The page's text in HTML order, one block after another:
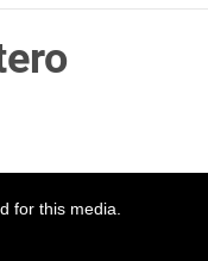
for this media.